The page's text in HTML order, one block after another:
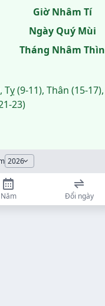
Giờ Nhâm Tí
Ngày Quý Mùi
Tháng Nhâm Thìn
(9-11), Thân (15-17),
23)
Năm Đổi ngày